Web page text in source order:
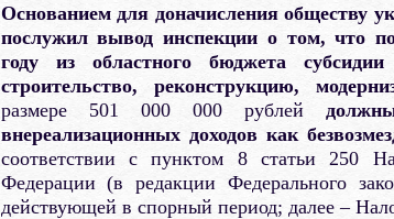
Основанием для доначисления обществу
послужил вывод инспекции о том, что
году из областного бюджета
строительство, реконструкцию,
размере 501 000 000 рублей
внереализационных доходов как
соответствии с пунктом 8 статьи 250
Федерации (в редакции Федерального
действующей в спорный период; далее –